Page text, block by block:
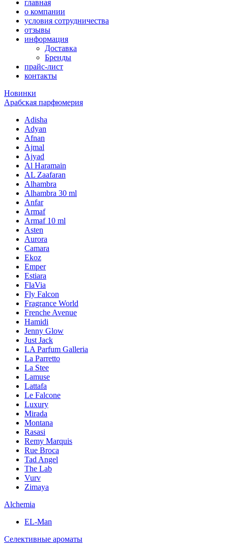
главная
о компании
условия сотрудничества
отзывы
информация
Доставка
Бренды
прайс-лист
контакты
Новинки
Арабская парфюмерия
Adisha
Adyan
Afnan
Ajmal
Ajyad
Al Haramain
AL Zaafaran
Alhambra
Alhambra 30 ml
Anfar
Armaf
Armaf 10 ml
Asten
Aurora
Camara
Ekoz
Emper
Estiara
FlaVia
Fly Falcon
Fragrance World
Frenche Avenue
Hamidi
Jenny Glow
Just Jack
LA Parfum Galleria
La Parretto
La Stee
Lamuse
Lattafa
Le Falcone
Luxury
Mirada
Montana
Rasasi
Remy Marquis
Rue Broca
Tad Angel
The Lab
Vurv
Zimaya
Alchemia
EL-Man
Селективные ароматы